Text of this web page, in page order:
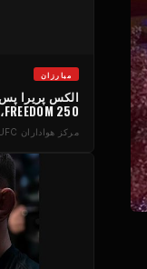
مبارزان
FREEDOM 250، به دنبال شکایت قانونی است.
مرکز هواداران UFC